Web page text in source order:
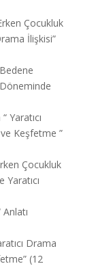
Çocukluk
İlişkisi”
Yaratıcı
Keşfetme ”
Çocukluk
Drama
(12